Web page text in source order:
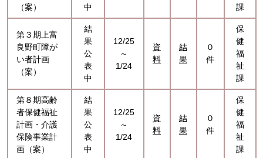
（案）
中
課
第３期上富
良野町障が
い者計画
（案）
結
果
公
表
中
12/25
～
1/24
資
料
結
果
０
件
保
健
福
祉
課
第８期高齢
者保健福祉
計画・介護
保険事業計
画（案）
結
果
公
表
中
12/25
～
1/24
資
料
結
果
０
件
保
健
福
祉
課